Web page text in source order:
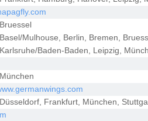
Bruessel
Basel/Mulhouse, Berlin, Bremen,
Karlsruhe/Baden-Baden, Leipzig,
München
Düsseldorf, Frankfurt, München,